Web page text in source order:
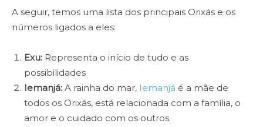
A seguir, temos uma lista dos principais Orixás e os
números ligados a eles:
Exu: Representa o início de tudo e as
possibilidades
Iemanjá: A rainha do mar, Iemanjá é a mãe de
todos os Orixás, está relacionada com a família, o
amor e o cuidado com os outros.